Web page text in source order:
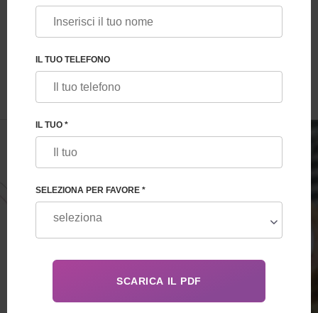
LE DONATRICI DI OVOCITI IN AUSTRALIA
IL TUO TELEFONO
IL TUO *
SELEZIONA PER FAVORE *